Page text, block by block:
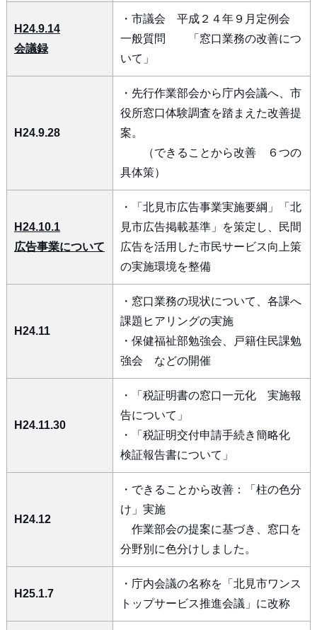
H24.9.14
会議録
・市議会 平成２４年９月定例会
一般質問 「窓口業務の改善につ
いて」
H24.9.28
・先行作業部会から庁内会議へ、市
役所窓口体験調査を踏まえた改善提
案。
（できることから改善 ６つの
具体策）
H24.10.1
広告事業について
・「北見市広告事業実施要綱」「北
見市広告掲載基準」を策定し、民間
広告を活用した市民サービス向上策
の実施環境を整備
H24.11
・窓口業務の現状について、各課へ
課題ヒアリングの実施
・保健福祉部勉強会、戸籍住民課勉
強会 などの開催
H24.11.30
・「税証明書の窓口一元化 実施報
告について」
・「税証明交付申請手続き簡略化
検証報告書について」
H24.12
・できることから改善：「柱の色分
け」実施
作業部会の提案に基づき、窓口を
分野別に色分けしました。
H25.1.7
・庁内会議の名称を「北見市ワンス
トップサービス推進会議」に改称